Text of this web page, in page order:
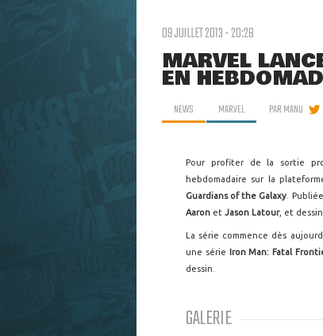
09 JUILLET 2013 - 20:28
MARVEL
EN
NEWS MARVEL PARMANU
Pour profiter de la sortie
hebdomadaire sur la
Guardians of the Galaxy .
Aaron et Jason Latour, et
La série commence dès
une série Iron Man: Fatal
dessin.
GALERIE